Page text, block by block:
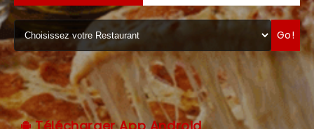
MENTIONS LÉGALES
Go!